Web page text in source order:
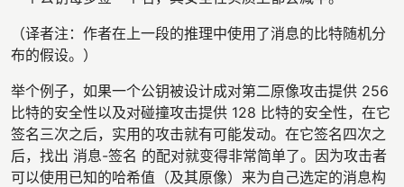
（译者注：作者在上一段的推理中使用了消息的比特随机分
布的假设。）
举个例子，如果一个公钥被设计成对第二原像攻击提供 256
比特的安全性以及对碰撞攻击提供 128 比特的安全性，在它
签名三次之后，实用的攻击就有可能发动。在它签名四次之
后，找出 消息-签名 的配对就变得非常简单了。因为攻击者
可以使用已知的哈希值（及其原像）来为自己选定的消息构